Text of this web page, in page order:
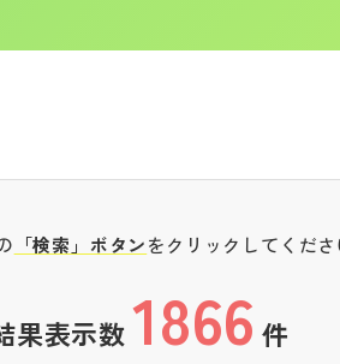
「検索」ボタンをクリックしてくだ
果表示数1866 件